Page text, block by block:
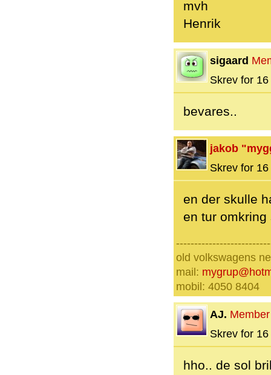
mvh
Henrik
sigaard
Skrev for
bevares..
jakob
Skrev for
en der skulle
en tur
old volkswagens
mail:
mobil: 4050 8404
AJ. Member
Skrev for
hho.. de sol